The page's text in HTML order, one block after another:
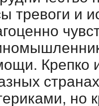
тревоги и
Крепко
но